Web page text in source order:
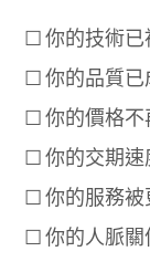
☐ 你的技術已
☐ 你的品質已
☐ 你的價格不
☐ 你的交期速
☐ 你的服務被
☐ 你的人脈關